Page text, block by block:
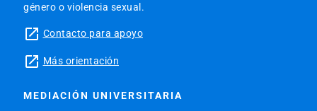
género o violencia sexual.
launch Contacto para apoyo
launch Más orientación
MEDIACIÓN UNIVERSITARIA